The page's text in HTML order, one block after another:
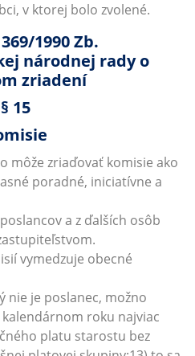
v ktorej bolo zvolené.
1990 Zb.
národnej rady o
zriadení
§ 15
môže zriaďovať komisie ako
poradné, iniciatívne a
a z ďalších osôb
vymedzuje obecné
nie je poslanec, možno
roku najviac
platu starostu bez